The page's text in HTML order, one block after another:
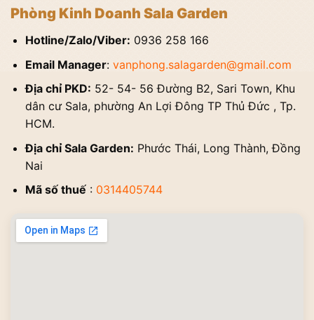
Phòng Kinh Doanh Sala Garden
Hotline/Zalo/Viber: 0936 258 166
Email Manager: vanphong.salagarden@gmail.com
Địa chỉ PKD: 52- 54- 56 Đường B2, Sari Town, Khu
dân cư Sala, phường An Lợi Đông TP Thủ Đức , Tp.
HCM.
Địa chỉ Sala Garden: Phước Thái, Long Thành, Đồng
Nai
Mã số thuế: 0314405744